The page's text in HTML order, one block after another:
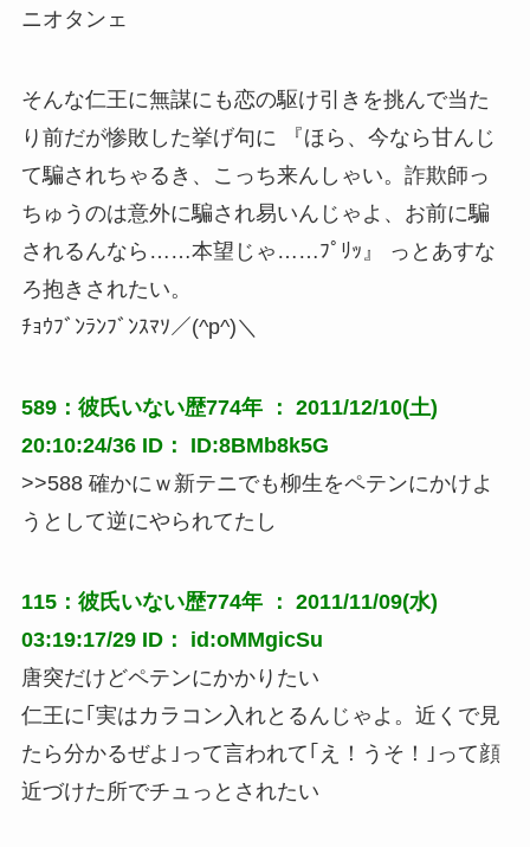
ニオタンェ
そんな仁王に無謀にも恋の駆け引きを挑んで当た
り前だが惨敗した挙げ句に 『ほら、今なら甘んじ
て騙されちゃるき、こっち来んしゃい。詐欺師っ
ちゅうのは意外に騙され易いんじゃよ、お前に騙
されるんなら……本望じゃ……ﾌﾟﾘｯ』 っとあすな
ろ抱きされたい。
ﾁｮｳﾌﾞﾝﾗﾝﾌﾞﾝｽﾏｿ／(^p^)＼
589：彼氏いない歴774年 ： 2011/12/10(土)
20:10:24/36 ID： ID:8BMb8k5G
>>588 確かにｗ新テニでも柳生をペテンにかけよ
うとして逆にやられてたし
115：彼氏いない歴774年 ： 2011/11/09(水)
03:19:17/29 ID： id:oMMgicSu
唐突だけどペテンにかかりたい
仁王に｢実はカラコン入れとるんじゃよ。近くで見
たら分かるぜよ｣って言われて｢え！うそ！｣って顔
近づけた所でチュっとされたい